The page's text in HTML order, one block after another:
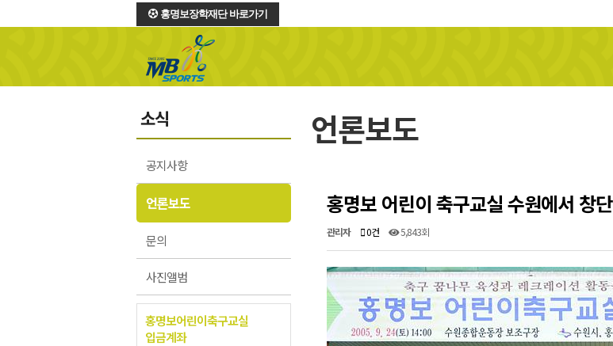
홍명보장학재단 바로가기
소식
공지사항
언론보도
문의
사진앨범
홍명보어린이축구교실
입금계좌
언론보도
홍명보 어린이 축구교실 수원에서 창단
관리자 0건 5,843회